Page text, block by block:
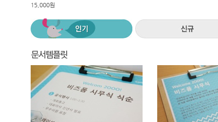
15,000원